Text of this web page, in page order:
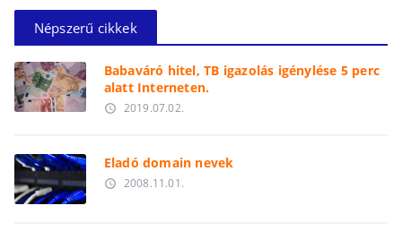
Népszerű cikkek
Babaváró hitel, TB igazolás igénylése 5 perc
alatt Interneten.
access_time 2019.07.02.
Eladó domain nevek
access_time 2008.11.01.